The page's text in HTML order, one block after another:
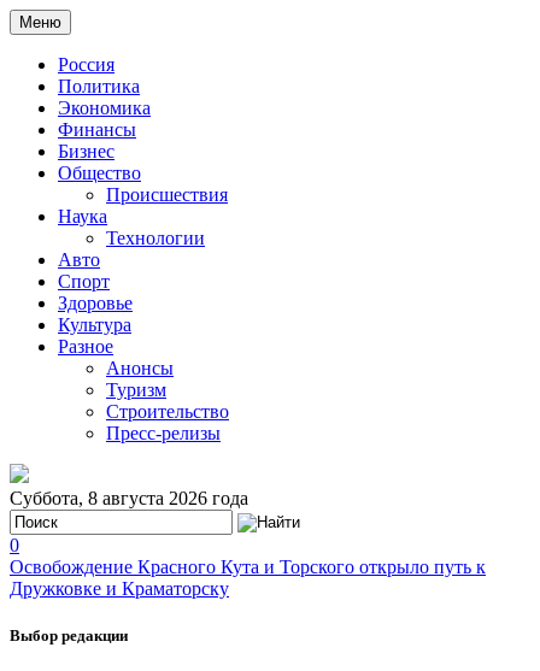
Меню
Россия
Политика
Экономика
Финансы
Бизнес
Общество
Происшествия
Наука
Технологии
Авто
Спорт
Здоровье
Культура
Разное
Анонсы
Туризм
Строительство
Пресс-релизы
Суббота, 8 августа 2026 года
0
Освобождение Красного Кута и Торского открыло путь к
Дружковке и Краматорску
Выбор редакции